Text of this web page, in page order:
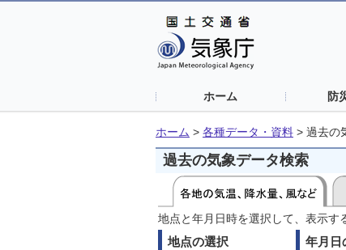
ホーム 防
ホーム > 各種データ・資料 > 過去の
過去の気象データ検索
地点と年月日時を選択して、表示す
地点の選択 年月日